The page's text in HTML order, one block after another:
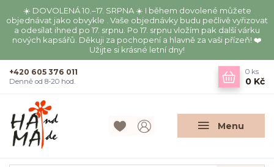
☀️ DOVOLENÁ 10.–17. SRPNA ☀️ I během dovolené můžete
objednávat jako obvykle . Vaše objednávky budu pečlivě vyřizovat
a odesílat ihned po 17. srpnu. Po 17. srpnu vložím pak další várku
nových kapsářů. Děkuji za pochopení a hlavně za vaši přízeň! ❤️
Užijte si krásné letní dny!
Menu
+420 605 376 011
Denně od 8-20 hod.
0 ks
0 Kč